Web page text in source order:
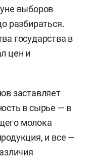
выборов
разбираться.
государства в
цен и
заставляет
в сырье — в
молока
и все —